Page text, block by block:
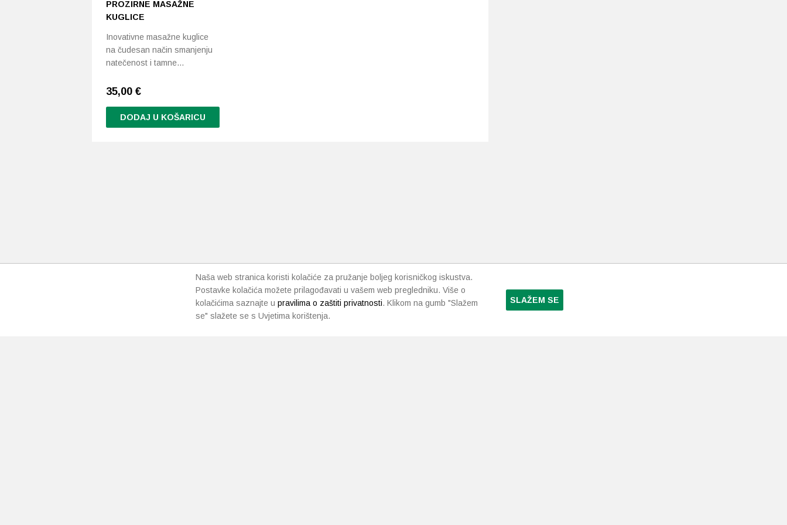
PROZIRNE MASAŽNE
KUGLICE
Inovativne masažne kuglice
na čudesan način smanjenju
natečenost i tamne…
35,00 €
DODAJ U KOŠARICU
Naša web stranica koristi kolačiće za pružanje boljeg korisničkog iskustva.
Postavke kolačića možete prilagođavati u vašem web pregledniku. Više o
kolačićima saznajte u pravilima o zaštiti privatnosti. Klikom na gumb "Slažem
se" slažete se s Uvjetima korištenja.
SLAŽEM SE